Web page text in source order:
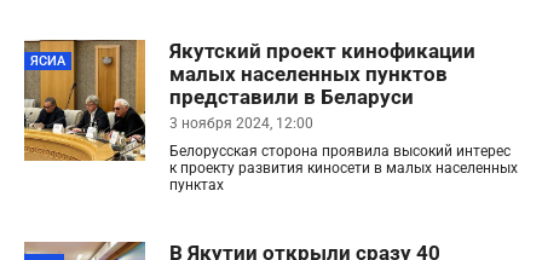
Синема».
ЯСИА
Якутский проект кинофикации
малых населенных пунктов
представили в Беларуси
3 ноября 2024, 12:00
Белорусская сторона проявила высокий интерес
к проекту развития киносети в малых населенных
пунктах
В Якутии открыли сразу 40